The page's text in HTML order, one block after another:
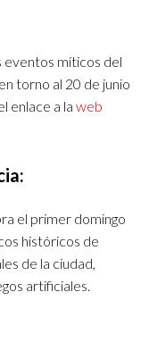
eventos míticos del
torno al 20 de junio
enlace a la web
el primer domingo
históricos de
de la ciudad,
artificiales.